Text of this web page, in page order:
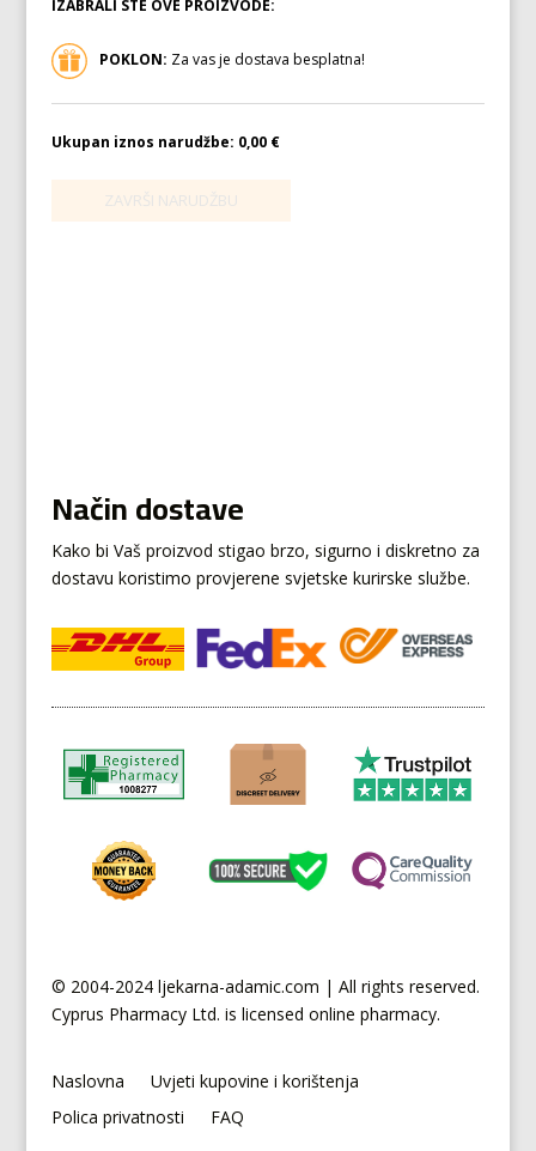
IZABRALI STE OVE PROIZVODE:
POKLON: Za vas je dostava besplatna!
Ukupan iznos narudžbe: 0,00 €
Način dostave
Kako bi Vaš proizvod stigao brzo, sigurno i diskretno za
dostavu koristimo provjerene svjetske kurirske službe.
© 2004-2024 ljekarna-adamic.com | All rights reserved.
Cyprus Pharmacy Ltd. is licensed online pharmacy.
Naslovna
Uvjeti kupovine i korištenja
Polica privatnosti
FAQ